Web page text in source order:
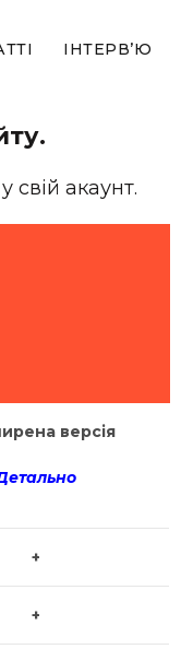
ІНТЕРВ’Ю
у свій акаунт.
версія
+
+